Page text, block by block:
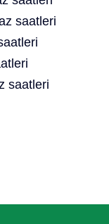
saatleri
saatleri